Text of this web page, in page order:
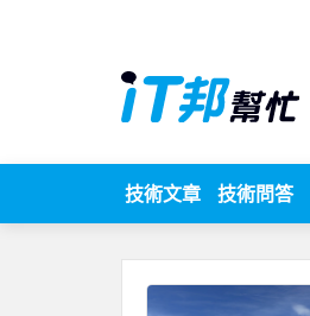
技術文章 技術問答